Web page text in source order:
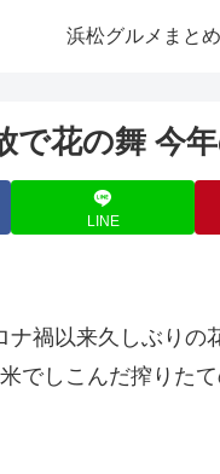
浜松グルメまとめ
で花の舞 今
LINE
禍以来久しぶりの
でしこんだ搾りた